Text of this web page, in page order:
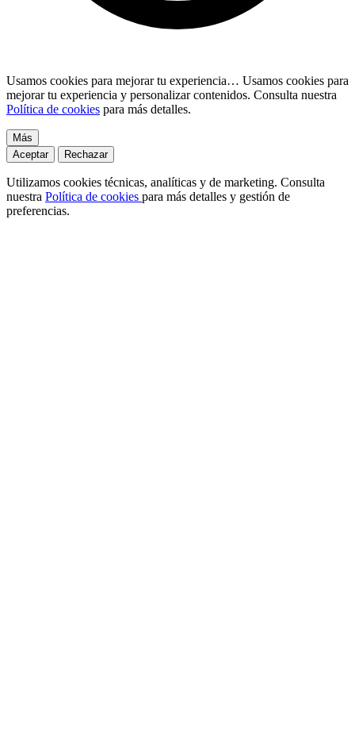
Usamos cookies para mejorar tu experiencia… Usamos cookies para
mejorar tu experiencia y personalizar contenidos. Consulta nuestra
Política de cookies para más detalles.
Más
Aceptar
Rechazar
Utilizamos cookies técnicas, analíticas y de marketing. Consulta
nuestra Política de cookies para más detalles y gestión de
preferencias.